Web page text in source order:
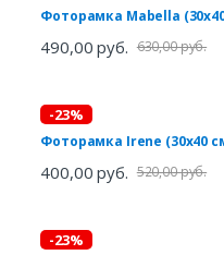
Фоторамка Mabella
490,00 руб. 630,00 руб.
-23%
Фоторамка Irene (30х40
400,00 руб. 520,00 руб.
-23%